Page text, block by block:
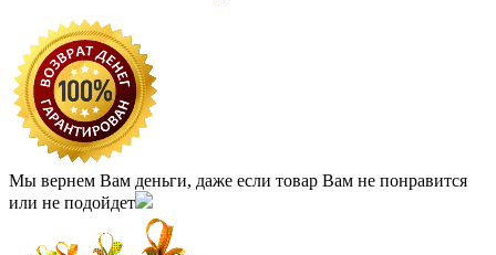
Мы вернем Вам деньги, даже если товар Вам не понравится
или не подойдет